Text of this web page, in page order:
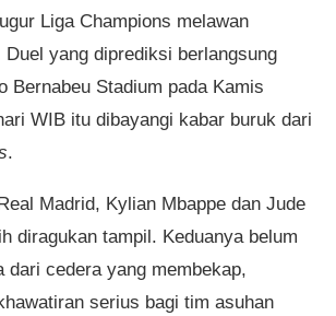
Liga Champions melawan
yang diprediksi berlangsung
Bernabeu Stadium pada Kamis
WIB itu dibayangi kabar buruk dari
.
Madrid, Kylian Mbappe dan Jude
diragukan tampil. Keduanya belum
dari cedera yang membekap,
serius bagi tim asuhan